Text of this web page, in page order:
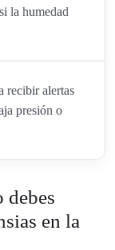
la humedad
recibir alertas
presión o
debes
en la